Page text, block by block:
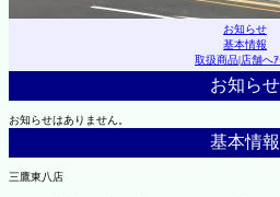
お知らせ
基本情報
取扱商品|店舗へｱ
お知らせ
お知らせはありません。
基本情報
三鷹東八店